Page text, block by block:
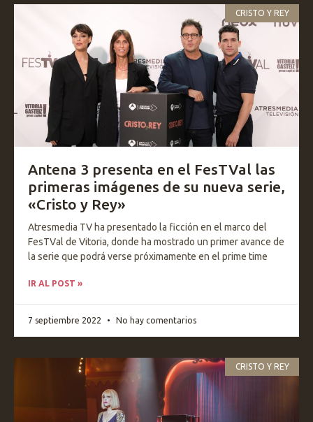
CRISTO Y REY
Antena 3 presenta en el FesTVal las
primeras imágenes de su nueva serie,
«Cristo y Rey»
Atresmedia TV ha presentado la ficción en el marco del
FesTVal de Vitoria, donde ha mostrado un primer avance de
la serie que podrá verse próximamente en el prime time
IR AL POST »
7 septiembre 2022 No hay comentarios
CRISTO Y REY